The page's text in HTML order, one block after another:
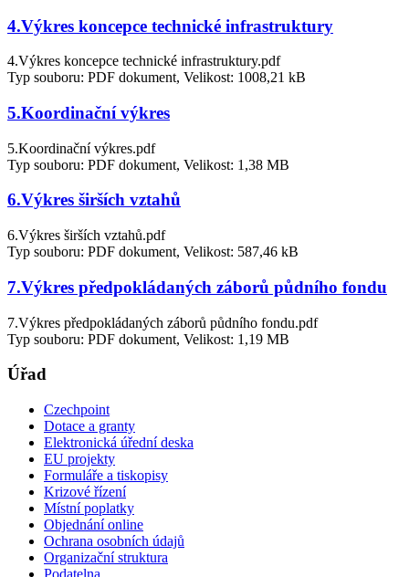
4.Výkres koncepce technické infrastruktury
4.Výkres koncepce technické infrastruktury.pdf
Typ souboru: PDF dokument, Velikost: 1008,21 kB
5.Koordinační výkres
5.Koordinační výkres.pdf
Typ souboru: PDF dokument, Velikost: 1,38 MB
6.Výkres širších vztahů
6.Výkres širších vztahů.pdf
Typ souboru: PDF dokument, Velikost: 587,46 kB
7.Výkres předpokládaných záborů půdního fondu
7.Výkres předpokládaných záborů půdního fondu.pdf
Typ souboru: PDF dokument, Velikost: 1,19 MB
Úřad
Czechpoint
Dotace a granty
Elektronická úřední deska
EU projekty
Formuláře a tiskopisy
Krizové řízení
Místní poplatky
Objednání online
Ochrana osobních údajů
Organizační struktura
Podatelna